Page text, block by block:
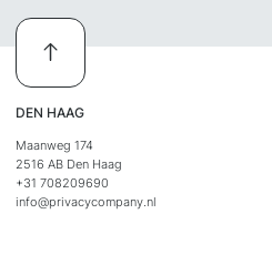
DEN HAAG
Maanweg 174
2516 AB Den Haag
+31 708209690
info@privacycompany.nl